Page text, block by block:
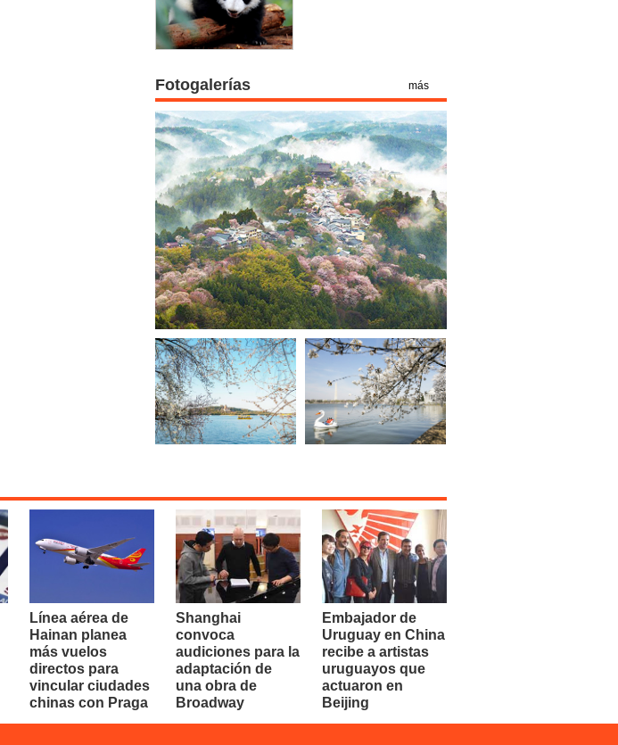
Fotogalerías más
Línea aérea de
Hainan planea
más vuelos
directos para
vincular ciudades
chinas con Praga
Shanghai
convoca
audiciones para la
adaptación de
una obra de
Broadway
Embajador de
Uruguay en China
recibe a artistas
uruguayos que
actuaron en
Beijing